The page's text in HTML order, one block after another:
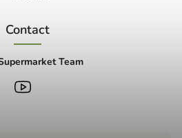
Contact
Team